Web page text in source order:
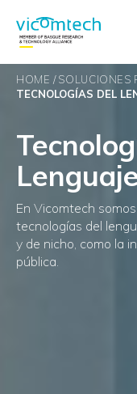
HOME
SOLUCIONES
TECNOLOGÍAS DEL
En Vicomtech
tecnologías del
y de nicho, como la
pública.